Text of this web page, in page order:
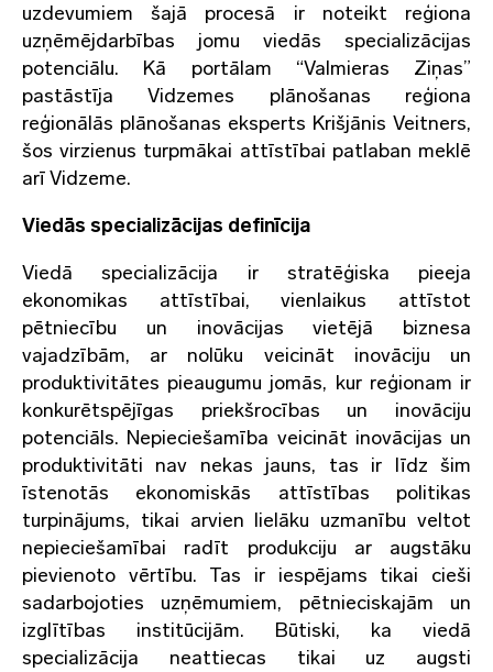
uzdevumiem šajā procesā ir noteikt reģiona
uzņēmējdarbības jomu viedās specializācijas
potenciālu. Kā portālam “Valmieras Ziņas”
pastāstīja Vidzemes plānošanas reģiona
reģionālās plānošanas eksperts Krišjānis Veitners,
šos virzienus turpmākai attīstībai patlaban meklē
arī Vidzeme.
Viedās specializācijas definīcija
Viedā specializācija ir stratēģiska pieeja
ekonomikas attīstībai, vienlaikus attīstot
pētniecību un inovācijas vietējā biznesa
vajadzībām, ar nolūku veicināt inovāciju un
produktivitātes pieaugumu jomās, kur reģionam ir
konkurētspējīgas priekšrocības un inovāciju
potenciāls. Nepieciešamība veicināt inovācijas un
produktivitāti nav nekas jauns, tas ir līdz šim
īstenotās ekonomiskās attīstības politikas
turpinājums, tikai arvien lielāku uzmanību veltot
nepieciešamībai radīt produkciju ar augstāku
pievienoto vērtību. Tas ir iespējams tikai cieši
sadarbojoties uzņēmumiem, pētnieciskajām un
izglītības institūcijām. Būtiski, ka viedā
specializācija neattiecas tikai uz augsti